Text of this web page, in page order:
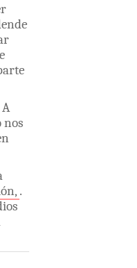
e
A
nos
.